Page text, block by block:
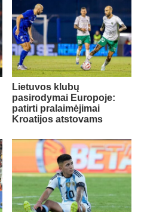
Lietuvos klubų
pasirodymai Europoje:
patirti pralaimėjimai
Kroatijos atstovams